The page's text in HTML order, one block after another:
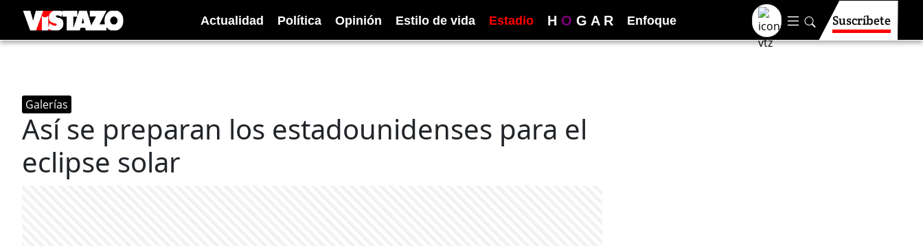
Actualidad Política Opinión Estilo de vida Estadio H O G A R Enfoque Suscríbete
Galerías
Así se preparan los estadounidenses para el
eclipse solar